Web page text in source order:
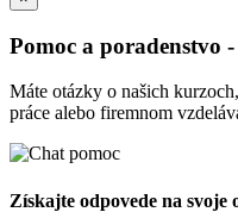
Pomoc a
Máte otázky o našich
práce alebo firemnom
Získajte odpovede na svoje